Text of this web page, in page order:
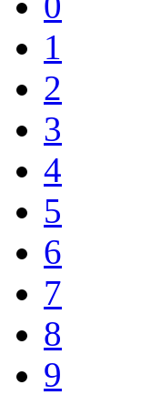
1
2
3
4
5
6
7
8
9